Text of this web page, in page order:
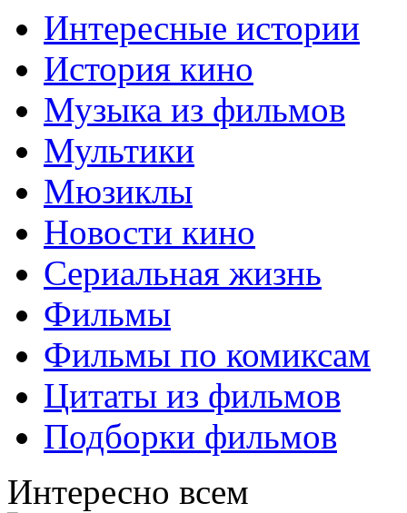
Интересные истории
История кино
Музыка из фильмов
Мультики
Мюзиклы
Новости кино
Сериальная жизнь
Фильмы
Фильмы по комиксам
Цитаты из фильмов
Подборки фильмов
Интересно всем